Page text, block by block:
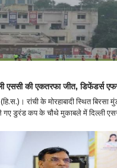
एससी की एकतरफा जीत, डिफेंडर्स
रांची के मोरहाबादी स्थित बिरसा
डुरंड कप के चौथे मुकाबले में दिल्ली